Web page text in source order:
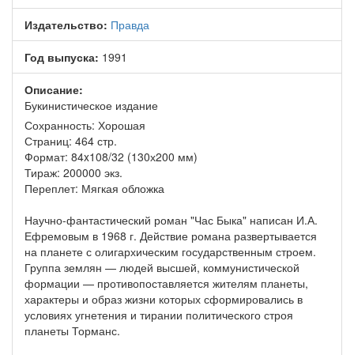
Издательство: Правда
Год выпуска: 1991
Описание:
Букинистическое издание
Сохранность: Хорошая
Страниц: 464 стр.
Формат: 84x108/32 (130х200 мм)
Тираж: 200000 экз.
Переплет: Мягкая обложка
Научно-фантастический роман "Час Быка" написан И.А.
Ефремовым в 1968 г. Действие романа развертывается
на планете с олигархическим государственным строем.
Группа землян — людей высшей, коммунистической
формации — противопоставляется жителям планеты,
характеры и образ жизни которых сформировались в
условиях угнетения и тирании политического строя
планеты Торманс.